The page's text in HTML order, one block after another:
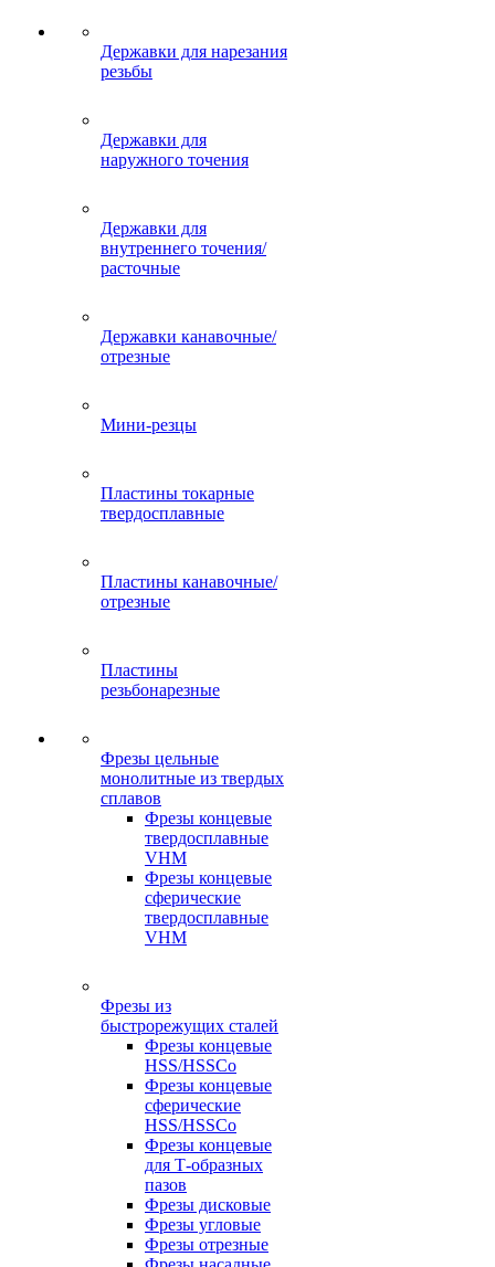
Державки для нарезания
резьбы
Державки для
наружного точения
Державки для
внутреннего точения/
расточные
Державки канавочные/
отрезные
Мини-резцы
Пластины токарные
твердосплавные
Пластины канавочные/
отрезные
Пластины
резьбонарезные
Фрезы цельные
монолитные из твердых
сплавов
Фрезы концевые
твердосплавные
VHM
Фрезы концевые
сферические
твердосплавные
VHM
Фрезы из
быстрорежущих сталей
Фрезы концевые
HSS/HSSCo
Фрезы концевые
сферические
HSS/HSSCo
Фрезы концевые
для Т-образных
пазов
Фрезы дисковые
Фрезы угловые
Фрезы отрезные